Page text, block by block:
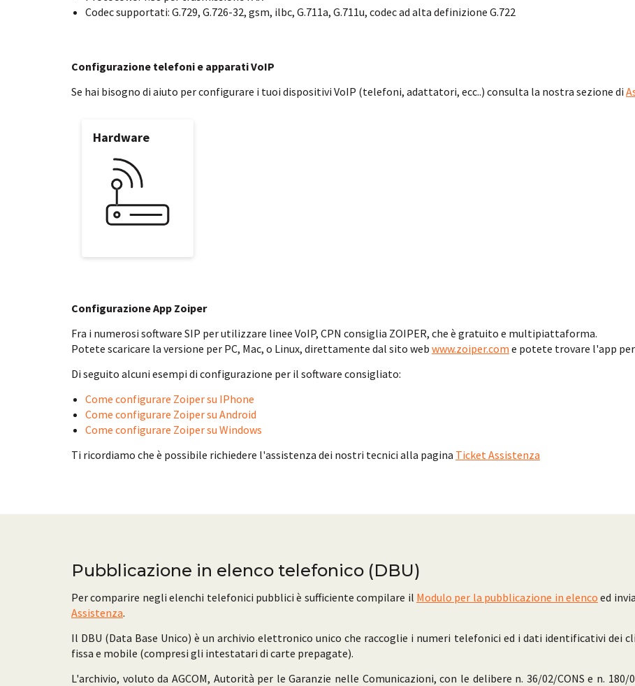
Codec supportati: G.729, G.726-32, gsm, ilbc, G.711a, G.711u, codec ad alta definizione G.722
Configurazione telefoni e apparati VoIP
Se hai bisogno di aiuto per configurare i tuoi dispositivi VoIP (telefoni, adattatori, ecc..) consulta la nostra sezione di
Hardware
Configurazione App Zoiper
Fra i numerosi software SIP per utilizzare linee VoIP, CPN consiglia ZOIPER, che è gratuito e multipiattaforma.
Potete scaricare la versione per PC, Mac, o Linux, direttamente dal sito web www.zoiper.com e potete trovare l'app
Di seguito alcuni esempi di configurazione per il software consigliato:
Come configurare Zoiper su IPhone
Come configurare Zoiper su Android
Come configurare Zoiper su Windows
Ti ricordiamo che è possibile richiedere l'assistenza dei nostri tecnici alla pagina Ticket Assistenza
Pubblicazione in elenco telefonico (DBU)
Per comparire negli elenchi telefonici pubblici è sufficiente compilare il Modulo per la pubblicazione in elenco ed
Assistenza.
Il DBU (Data Base Unico) è un archivio elettronico unico che raccoglie i numeri telefonici ed i dati identificativi
fissa e mobile (compresi gli intestatari di carte prepagate).
L'archivio, voluto da AGCOM, Autorità per le Garanzie nelle Comunicazioni, con le delibere n. 36/02/CONS e n.